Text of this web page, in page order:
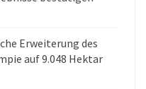
Erweiterung des
auf 9.048 Hektar